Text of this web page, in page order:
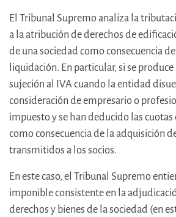
El Tribunal Supremo analiza la
a la atribución de derechos de
de una sociedad como consecuencia
liquidación. En particular, si se
sujeción al IVA cuando la entidad
consideración de empresario o
impuesto y se han deducido las
como consecuencia de la adquisición
transmitidos a los socios.
En este caso, el Tribunal Supremo
imponible consistente en la
derechos y bienes de la sociedad (en